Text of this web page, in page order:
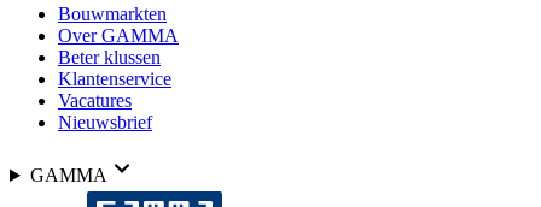
Bouwmarkten
Over GAMMA
Beter klussen
Klantenservice
Vacatures
Nieuwsbrief
GAMMA